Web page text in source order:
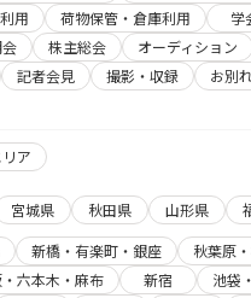
用
荷物保管・倉庫利用 学
株主総会 オーディション
記者会見 撮影・収録 お別
ア
宮城県 秋田県 山形県
新橋・有楽町・銀座 秋葉原
六本木・麻布 新宿 池袋